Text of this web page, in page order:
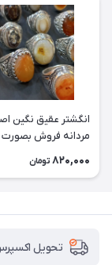
انگشتر عقیق نگین
مردانه فروش
3عدد هست فروش
820,000 تومان
تحویل